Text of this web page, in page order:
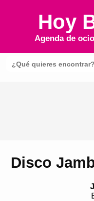
Hoy
Agenda de
Disco